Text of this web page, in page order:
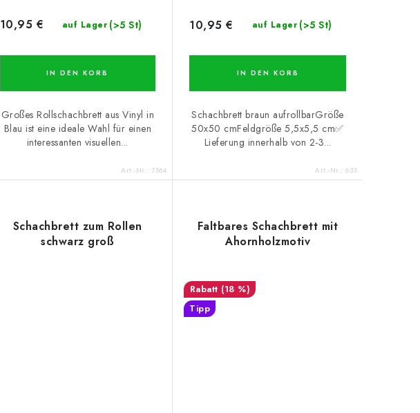
auf Lager (>5 St)
10,95 €
IN DEN KORB
Großes Rollschachbrett aus Vinyl in
Blau ist eine ideale Wahl für einen
interessanten visuellen...
Art.-Nr.:7564
auf Lager (>5 St)
10,95 €
IN DEN KORB
Schachbrett braun aufrollbarGröße
50x50 cmFeldgröße 5,5x5,5 cm✅
Lieferung innerhalb von 2-3...
Art.-Nr.:633
Schachbrett zum Rollen
schwarz groß
Faltbares Schachbrett mit
Ahornholzmotiv
(18 %)
Tipp